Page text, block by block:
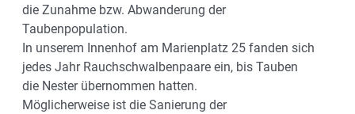
die Zunahme bzw. Abwanderung der
Taubenpopulation.
In unserem Innenhof am Marienplatz 25 fanden sich
jedes Jahr Rauchschwalbenpaare ein, bis Tauben
die Nester übernommen hatten.
Möglicherweise ist die Sanierung der